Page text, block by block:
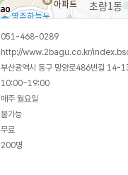
051-468-0289
http://www.2bagu.co.kr/
부산광역시 동구 망양로486번길 14-
10:00~19:00
매주 월요일
불가능
무료
200명